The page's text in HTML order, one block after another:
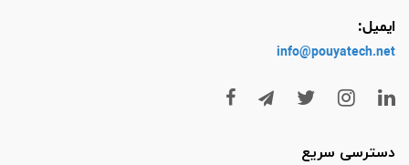
ایمیل:
info@pouyatech.net
دسترسی سریع